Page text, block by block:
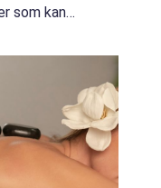
som kan
sprids